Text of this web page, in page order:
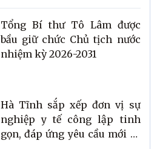
Tổng Bí thư Tô Lâm được
bầu giữ chức Chủ tịch nước
nhiệm kỳ 2026-2031
Hà Tĩnh sắp xếp đơn vị sự
nghiệp y tế công lập tinh
gọn, đáp ứng yêu cầu mới về